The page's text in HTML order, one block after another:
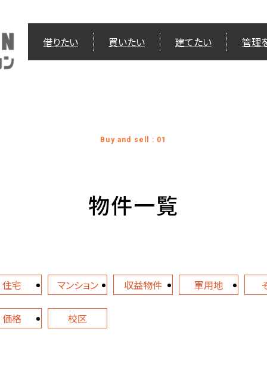
借りたい 買いたい 建てたい 管理
Buy and sell : 01
物件一覧
住宅 マンション 収益物件 軍用地
価格 校区